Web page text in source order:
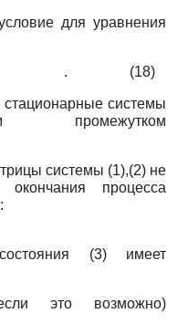
для уравнения
системы
промежутком
системы (1),(2) не
процесса
системы :
(3) имеет
это возможно)